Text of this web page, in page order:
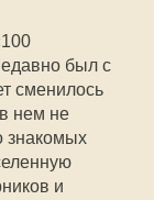
был с
сменилось
нем не
знакомых
и